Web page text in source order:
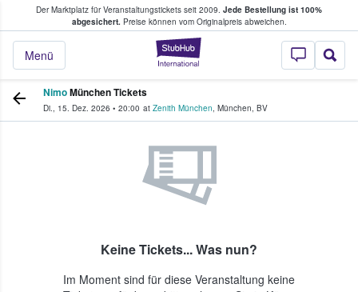
Der Marktplatz für Veranstaltungstickets seit 2009. Jede Bestellung ist 100%
abgesichert.Preise können vom Originalpreis abweichen.
StubHub - Wo
Menü
Tickets kaufen & verkaufen
NimoMünchen Tickets
Di., 15. Dez. 2026 • 20:00 at Zenith München, München, BV
Keine Tickets... Was nun?
Im Moment sind für diese Veranstaltung keine